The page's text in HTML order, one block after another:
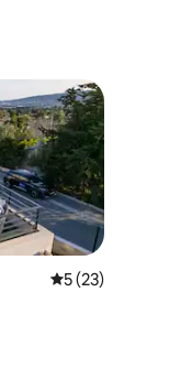
prosječna ocjena
5 (23)